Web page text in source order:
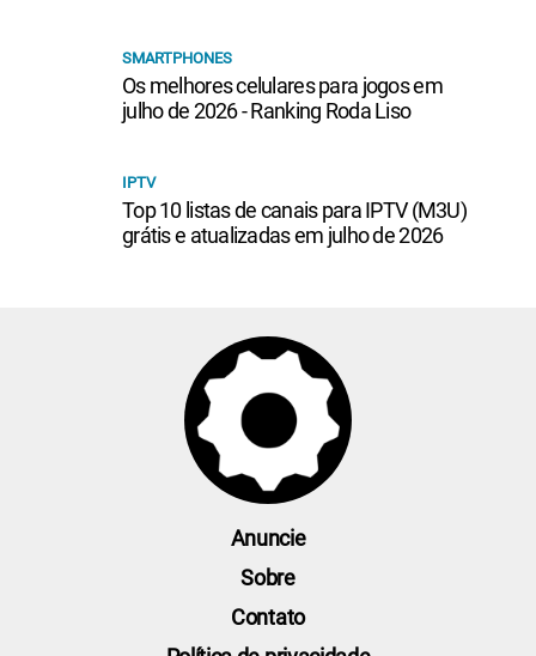
SMARTPHONES
Os melhores celulares para jogos em
julho de 2026 - Ranking Roda Liso
IPTV
Top 10 listas de canais para IPTV (M3U)
grátis e atualizadas em julho de 2026
Anuncie
Sobre
Contato